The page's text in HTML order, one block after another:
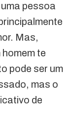
pessoa
Mas,
te
pode ser um
mas o
de